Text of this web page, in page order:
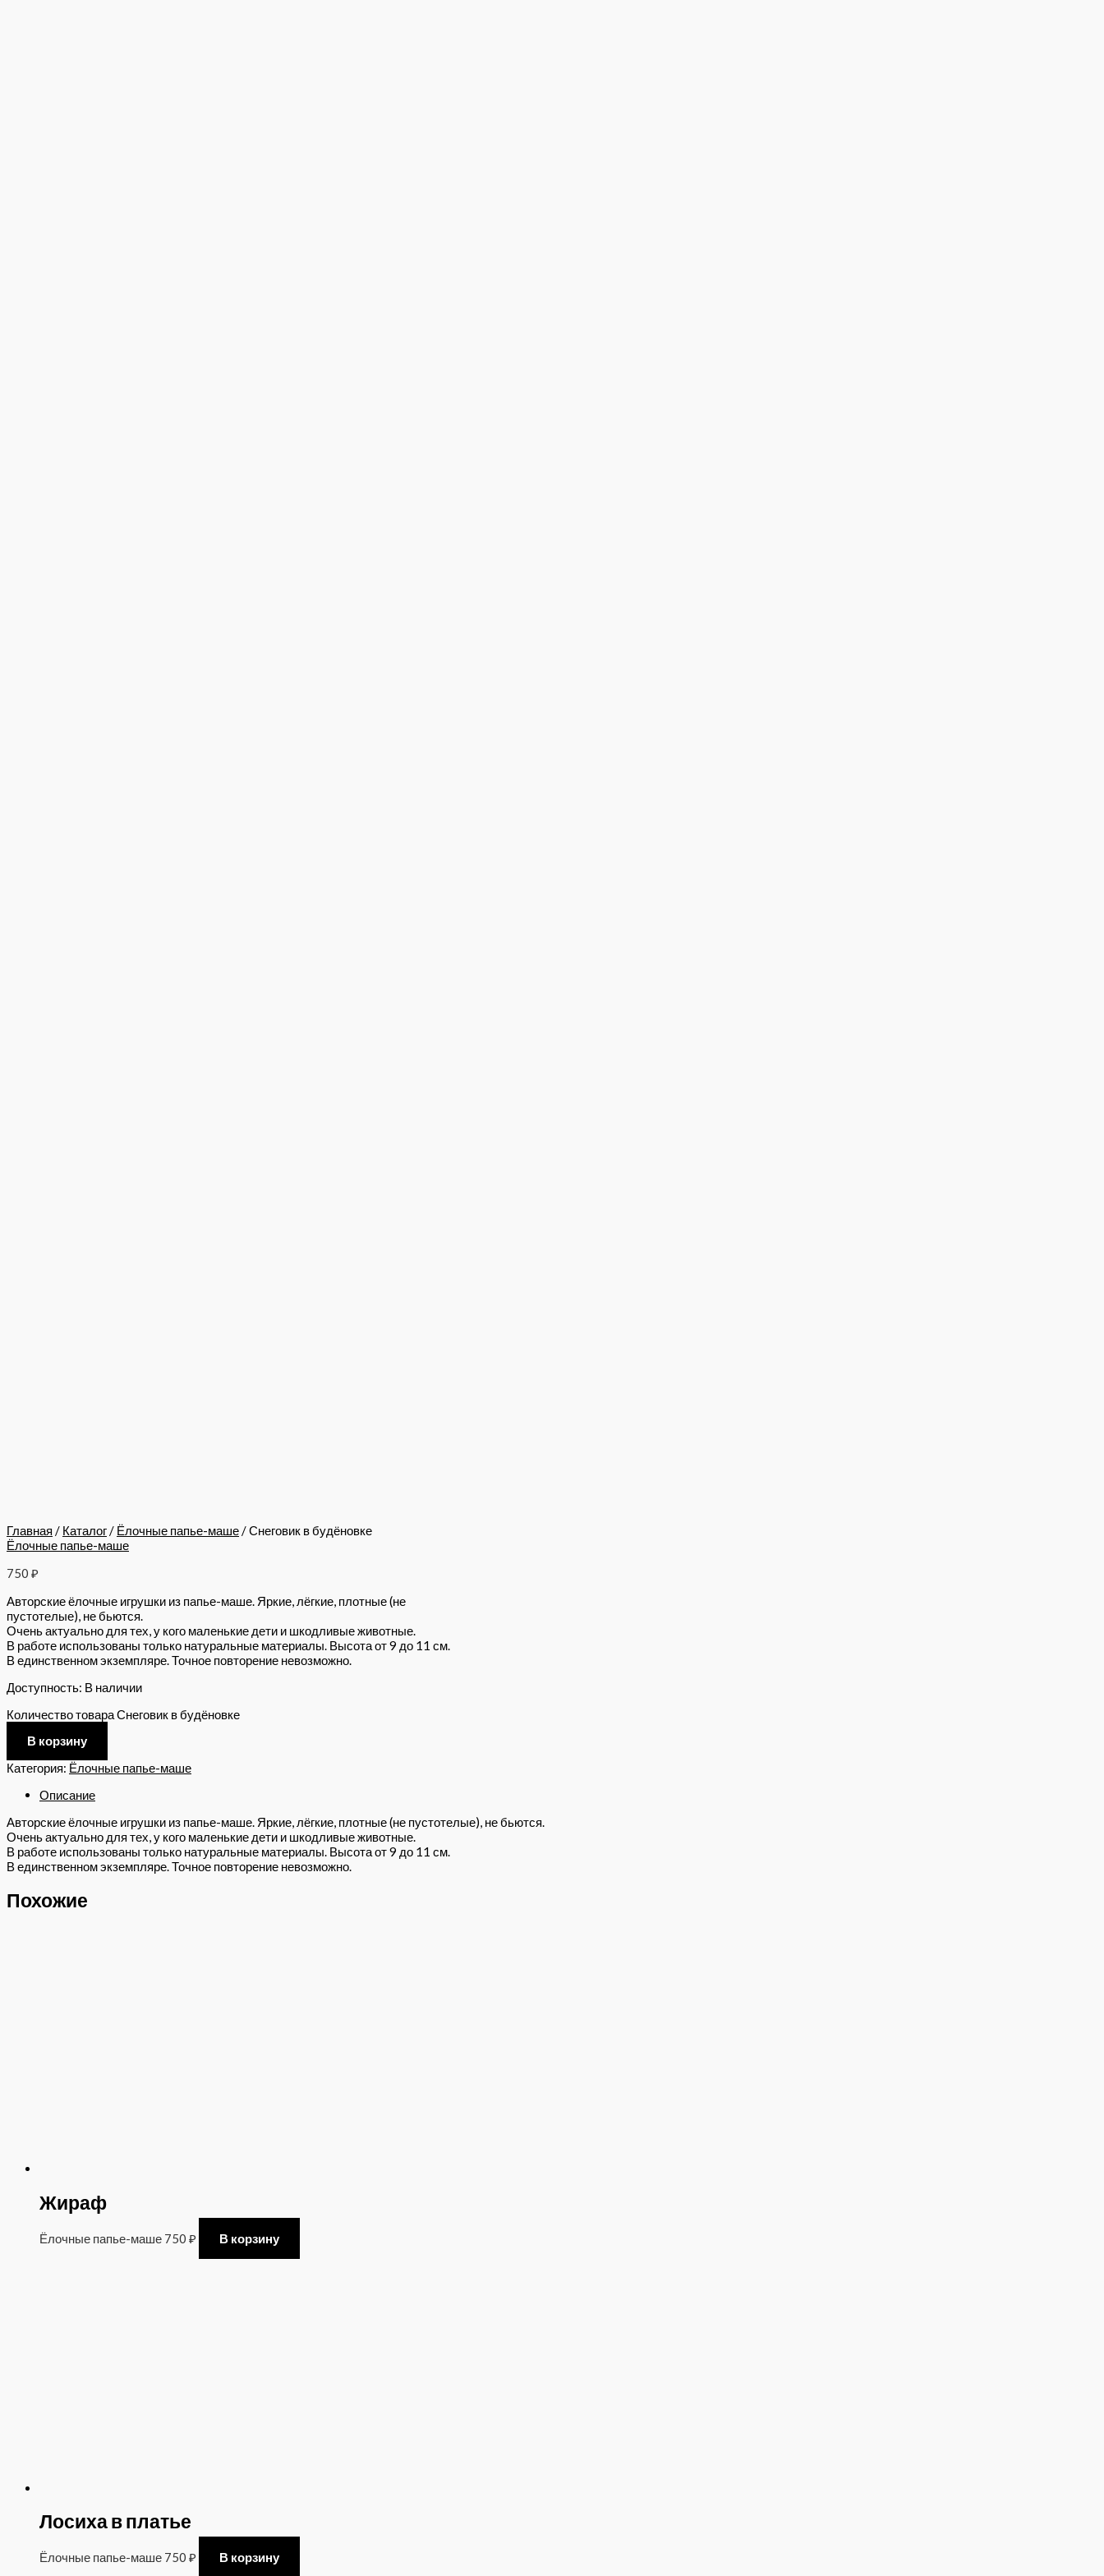
Главная / Каталог/ Ёлочные папье-маше/ Снеговик в будёновке
Ёлочные папье-маше
750 ₽
Авторские ёлочные игрушки из папье-маше. Яркие, лёгкие, плотные (не
пустотелые), не бьются.
Очень актуально для тех, у кого маленькие дети и шкодливые животные.
В работе использованы только натуральные материалы. Высота от 9 до 11 см.
В единственном экземпляре. Точное повторение невозможно.
Доступность: В наличии
Количество товара Снеговик в будёновке
В корзину
Категория: Ёлочные папье-маше
Описание
Авторские ёлочные игрушки из папье-маше. Яркие, лёгкие, плотные (не пустотелые), не бьются.
Очень актуально для тех, у кого маленькие дети и шкодливые животные.
В работе использованы только натуральные материалы. Высота от 9 до 11 см.
В единственном экземпляре. Точное повторение невозможно.
Похожие
Жираф
Ёлочные папье-маше 750 ₽ В корзину
Лосиха в платье
Ёлочные папье-маше 750 ₽ В корзину